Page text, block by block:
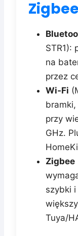
STR1):
na
przez
Wi‑Fi
przy
GHz.
Zigbee
szybki
Tuya/